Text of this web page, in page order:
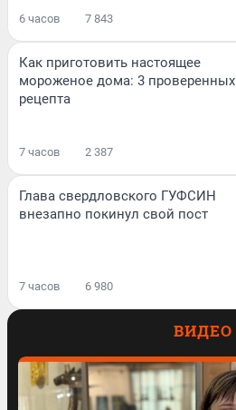
6 часов 7 843
Как приготовить настоящее
мороженое дома: 3 проверенных
рецепта
7 часов 2 387
Глава свердловского ГУФСИН
внезапно покинул свой пост
7 часов 6 980
ВИДЕО